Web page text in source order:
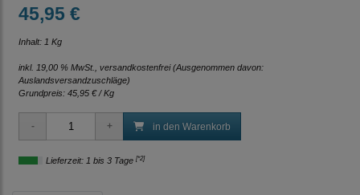
45,95 €
Inhalt: 1 Kg
inkl. 19,00 % MwSt., versandkostenfrei(Ausgenommen davon:
Auslandsversandzuschläge)
Grundpreis: 45,95 € / Kg
in den Warenkorb
Lieferzeit: 1 bis 3 Tage [*2]